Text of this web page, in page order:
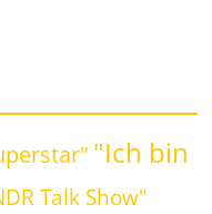
"Ich bin
Talk Show"